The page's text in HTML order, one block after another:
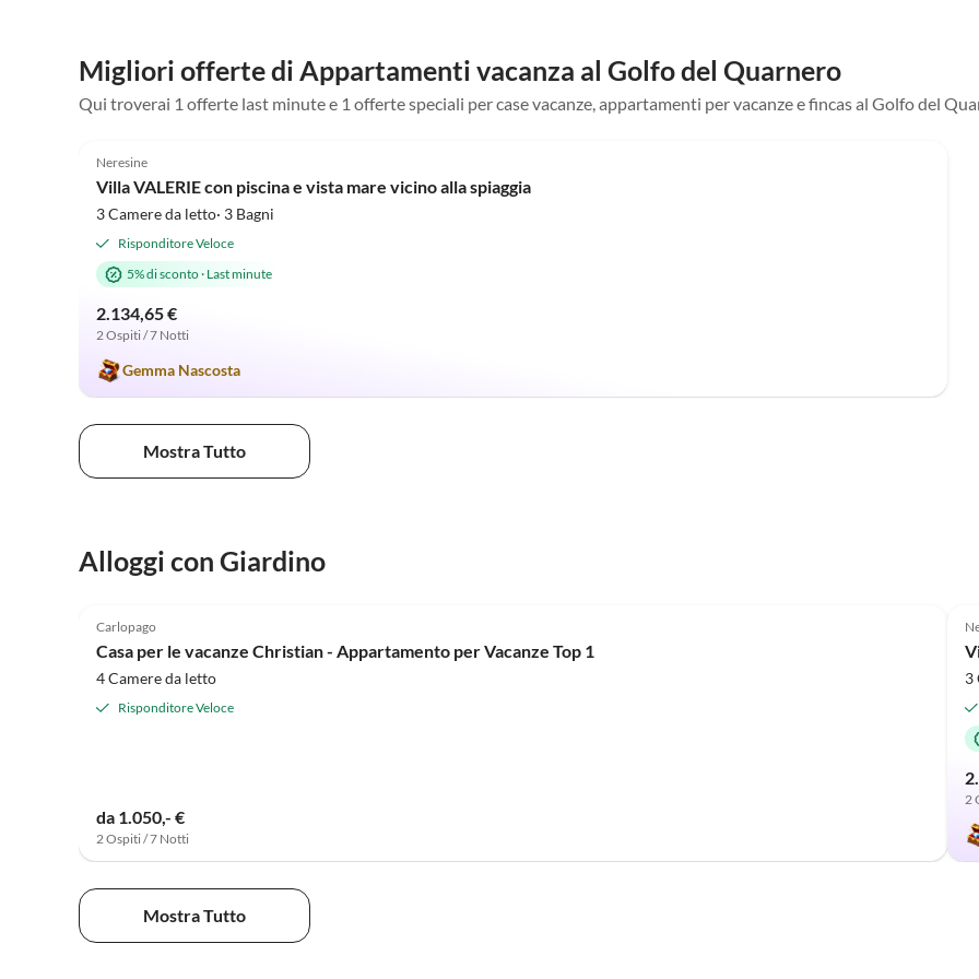
Migliori offerte di Appartamenti vacanza al Golfo del Quarnero
Qui troverai 1 offerte last minute e 1 offerte speciali per case vacanze, appartamenti per vacanze e fincas al Golfo del
Neresine
Villa VALERIE con piscina e vista mare vicino alla spiaggia
3 Camere da letto· 3 Bagni
Risponditore Veloce
5% di sconto· Last minute
2.134,65 €
2 Ospiti / 7 Notti
Gemma Nascosta
Mostra Tutto
Alloggi con Giardino
Carlopago
Casa per le vacanze Christian - Appartamento per Vacanze Top 1
4 Camere da letto
Risponditore Veloce
da 1.050,- €
2 Ospiti / 7 Notti
3
2
Mostra Tutto